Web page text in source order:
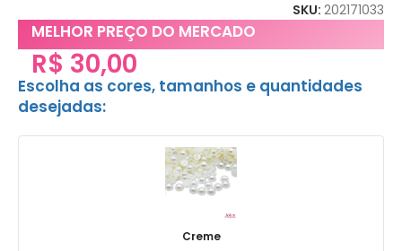
SKU: 202171033
MELHOR PREÇO DO MERCADO
R$ 30,00
Escolha as cores, tamanhos e quantidades
desejadas:
Creme